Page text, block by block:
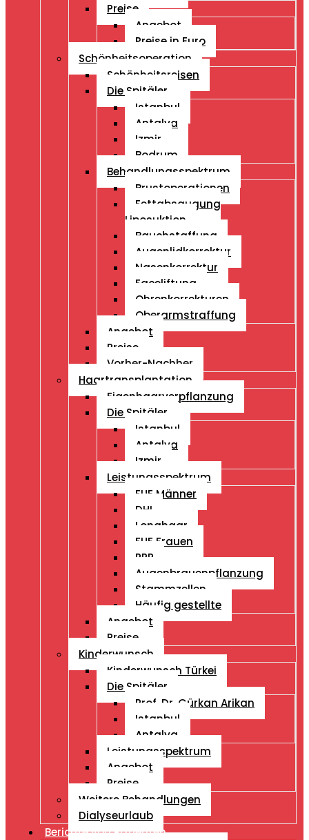
Preise
Angebot
Preise in Euro
Schönheitsoperation
Schönheitsreisen
Die Spitäler
Istanbul
Antalya
Izmir
Bodrum
Behandlungsspektrum
Brustoperationen
Fettabsaugung
Liposuktion
Bauchstaffung
Augenlidkorrektur
Nasenkorrektur
Faceliftung
Ohrenkorrekturen
Oberarmstraffung
Angebot
Preise
Vorher-Nachher
Haartransplantation
Eigenhaarverpflanzung
Die Spitäler
Istanbul
Antalya
Izmir
Leistungsspektrum
FUE Männer
DHI
Longhaar
FUE Frauen
PRP
Augenbrauenpflanzung
Stammzellen
Häufig gestellte
Angebot
Preise
Kinderwunsch
Kinderwunsch Türkei
Die Spitäler
Prof. Dr. Gürkan Arikan
Istanbul
Antalya
Leistungsspektrum
Angebot
Preise
Weitere Behandlungen
Dialyseurlaub
Berichte von Patienten